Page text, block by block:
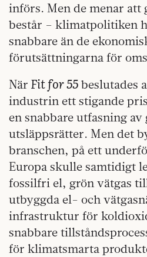
införs. Men de menar
består – klimatpolitiken
snabbare än de
förutsättningarna för
När Fit for 55 beslutades
industrin ett stigande
en snabbare utfasning av
utsläppsrätter. Men det
branschen, på ett
Europa skulle samtidigt
fossilfri el, grön vätgas
utbyggda el- och
infrastruktur för
snabbare
för klimatsmarta